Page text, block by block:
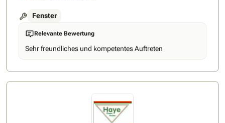
Fenster
Relevante Bewertung
Sehr freundliches und kompetentes Auftreten